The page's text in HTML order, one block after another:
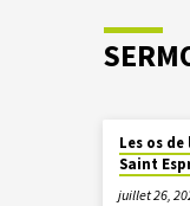
Les os
Saint
juillet 26,